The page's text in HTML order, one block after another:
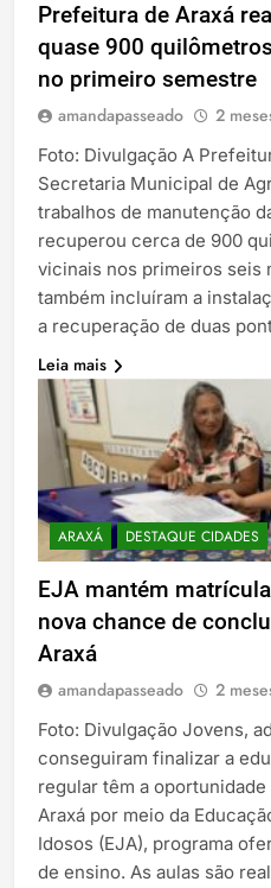
Prefeitura de Araxá
quase 900
no primeiro semestre
amandapasseado 2
Foto: Divulgação A
Secretaria Municipal de
trabalhos de manutenção
recuperou cerca de 900
vicinais nos primeiros seis
também incluíram a
a recuperação de duas
Leia mais
ARAXÁ DESTAQUE CIDADES
EJA mantém
nova chance de
Araxá
amandapasseado 2
Foto: Divulgação Jovens,
conseguiram finalizar a
regular têm a
Araxá por meio da
Idosos (EJA), programa
de ensino. As aulas são